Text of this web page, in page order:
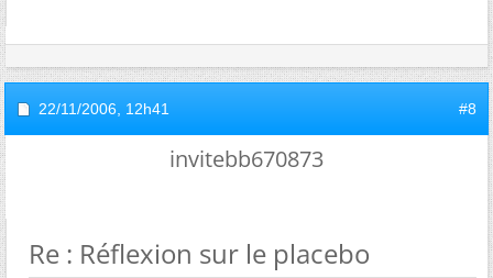
22/11/2006, 12h41 #8
invitebb670873
Re : Réflexion sur le placebo